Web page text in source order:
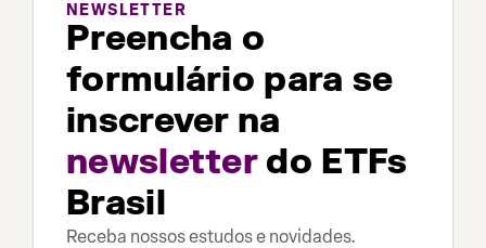
NEWSLETTER
Preencha o
formulário para se
inscrever na
newsletterdo ETFs
Brasil
Receba nossos estudos e novidades.